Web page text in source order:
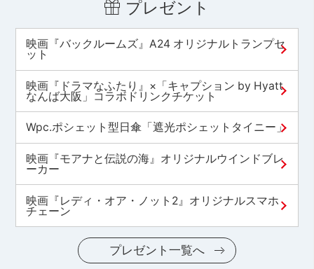
プレゼント
映画『バックルームズ』A24 オリジナルトランプセ
ット
映画『ドラマなふたり』×「キャプション by Hyatt
なんば大阪」コラボドリンクチケット
Wpc.ポシェット型日傘「遮光ポシェットタイニー」
映画『モアナと伝説の海』オリジナルウインドブレ
ーカー
映画『レディ・オア・ノット2』オリジナルスマホ
チェーン
プレゼント一覧へ